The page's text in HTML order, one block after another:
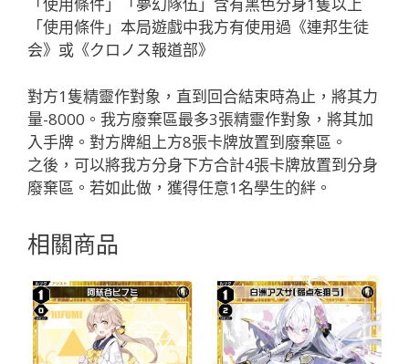
「黑
色
Piece
」
數
量
「使用條件」「夢幻隊伍」含有黑色分身1隻以上
「使用條件」本局遊戲中我方有使用過《連邦生徒
会》或《クロノス報道部》
對方1隻精靈作對象，直到回合結束時為止，將其力
量-8000。我方廢棄區最多3張精靈作對象，將其加
入手牌。對方牌組上方8張卡牌放置到廢棄區。
之後，可以將我方分身下方合計4張卡牌放置到分身
廢棄區。若如此做，獲得任意1名學生的絆。
相關商品